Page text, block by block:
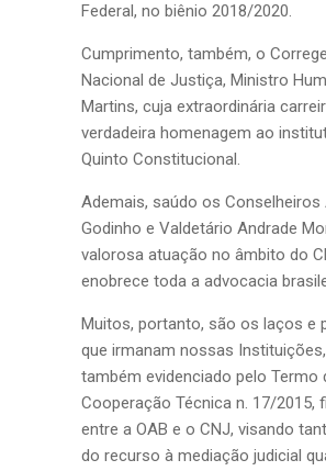
Federal, no biênio 2018/2020.
Cumprimento, também, o
Nacional de Justiça, Ministro
Martins, cuja extraordinária
verdadeira homenagem ao
Quinto Constitucional.
Ademais, saúdo os Conselheiros
Godinho e Valdetário Andrade
valorosa atuação no âmbito do
enobrece toda a advocacia
Muitos, portanto, são os laços e
que irmanam nossas
também evidenciado pelo Termo
Cooperação Técnica n. 17/2015,
entre a OAB e o CNJ, visando
do recurso à mediação judicial